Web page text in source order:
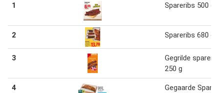
1 Spareribs 500 g
2 Spareribs 680 g
3
Gegrilde
250 g
4
Gegaarde